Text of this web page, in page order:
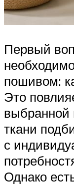
Первый
пошивом:
Это
выбранной
ткани
с
Однако